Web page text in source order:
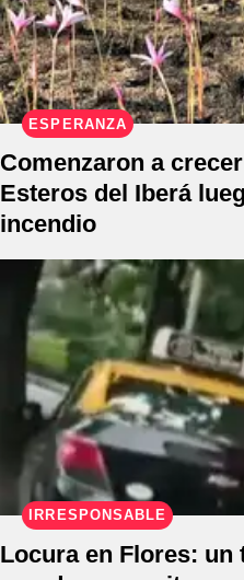
ESPERANZA
Comenzaron a
Esteros del Iberá
incendio
IRRESPONSABLE
Locura en Flores: